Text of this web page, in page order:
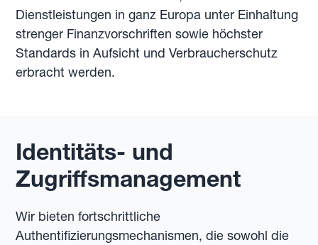
Dienstleistungen in ganz Europa unter Einhaltung
strenger Finanzvorschriften sowie höchster
Standards in Aufsicht und Verbraucherschutz
erbracht werden.
Identitäts- und
Zugriffsmanagement
Wir bieten fortschrittliche
Authentifizierungsmechanismen, die sowohl die